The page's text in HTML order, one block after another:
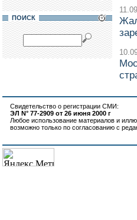
ПОИСК
Свидетельство о регистрации СМИ:
ЭЛ N° 77-2909 от 26 июня 2000 г
Любое использование материалов и
возможно только по согласованию с